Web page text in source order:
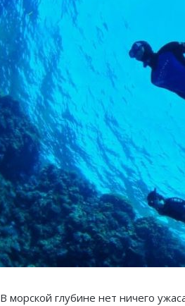
В морской глубине нет ничего